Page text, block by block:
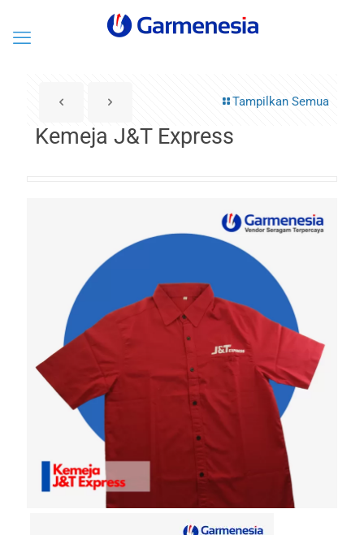
Tampilkan Semua
Kemeja J&T Express